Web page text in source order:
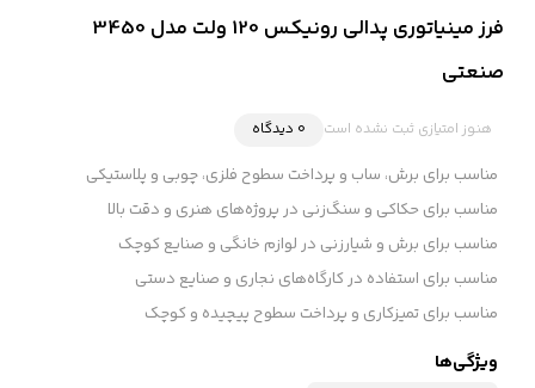
فرز مینیاتوری پدالی رونیکس 120 ولت مدل 3450
صنعتی
هنوز امتیازی ثبت نشده است 0 دیدگاه
مناسب برای برش، ساب و پرداخت سطوح فلزی، چوبی و پلاستیکی
مناسب برای حکاکی و سنگ‌زنی در پروژه‌های هنری و دقت بالا
مناسب برای برش و شیارزنی در لوازم خانگی و صنایع کوچک
مناسب برای استفاده در کارگاه‌های نجاری و صنایع دستی
مناسب برای تمیزکاری و پرداخت سطوح پیچیده و کوچک
ویژگی‌ها